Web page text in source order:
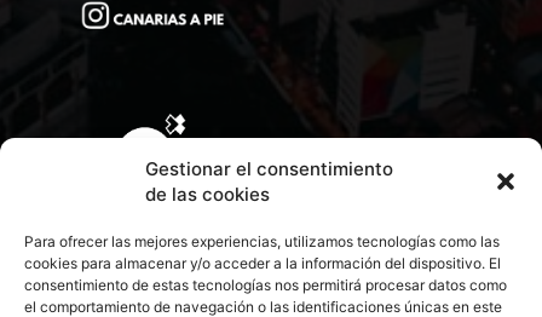
Gestionar el consentimiento
de las cookies
Para ofrecer las mejores experiencias, utilizamos tecnologías como las
cookies para almacenar y/o acceder a la información del dispositivo. El
consentimiento de estas tecnologías nos permitirá procesar datos como
el comportamiento de navegación o las identificaciones únicas en este